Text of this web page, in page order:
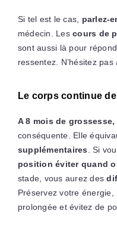
Si tel est le cas, parlez-
médecin. Lescours de
sont aussi là pour
ressentez. N’hésitez
Le corps continue
A 8 mois de
conséquente. Elle
supplémentaires. Si
position éviter quand
stade, vous aurez des
Préservez votre
prolongée et évitez de